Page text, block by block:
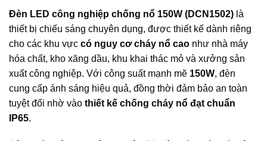
Đèn LED công nghiệp chống nổ 150W (DCN1502) là
thiết bị chiếu sáng chuyên dụng, được thiết kế dành riêng
cho các khu vực có nguy cơ cháy nổ cao như nhà máy
hóa chất, kho xăng dầu, khu khai thác mỏ và xưởng sản
xuất công nghiệp. Với công suất mạnh mẽ 150W, đèn
cung cấp ánh sáng hiệu quả, đồng thời đảm bảo an toàn
tuyệt đối nhờ vào thiết kế chống cháy nổ đạt chuẩn
IP65.